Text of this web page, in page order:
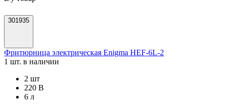
301935
Фритюрница электрическая Enigma HEF-6L-2
1 шт. в наличии
2 шт
220 В
6 л